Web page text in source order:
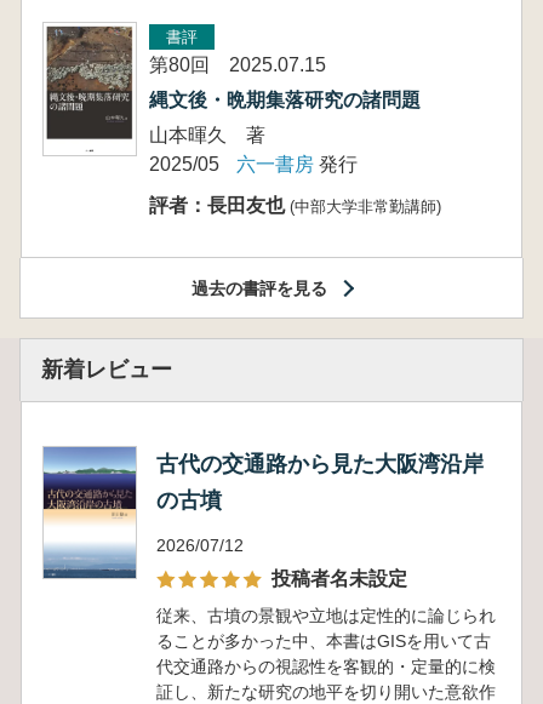
書評
第80回 2025.07.15
縄文後・晩期集落研究の諸問題
山本暉久 著
2025/05
六一書房 発行
評者：長田友也 (中部大学非常勤講師)
過去の書評を見る
新着レビュー
古代の交通路から見た大阪湾沿岸
の古墳
2026/07/12
投稿者名未設定
従来、古墳の景観や立地は定性的に論じられ
ることが多かった中、本書はGISを用いて古
代交通路からの視認性を客観的・定量的に検
証し、新たな研究の地平を切り開いた意欲作